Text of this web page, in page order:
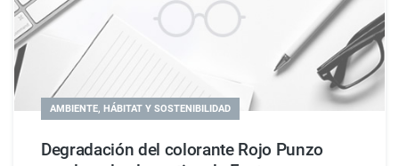
AMBIENTE, HÁBITAT Y SOSTENIBILIDAD
Degradación del colorante Rojo Punzo